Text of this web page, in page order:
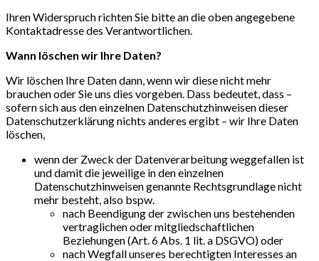
Ihren Widerspruch richten Sie bitte an die oben angegebene
Kontaktadresse des Verantwortlichen.
Wann löschen wir Ihre Daten?
Wir löschen Ihre Daten dann, wenn wir diese nicht mehr
brauchen oder Sie uns dies vorgeben. Dass bedeutet, dass –
sofern sich aus den einzelnen Datenschutzhinweisen dieser
Datenschutzerklärung nichts anderes ergibt – wir Ihre Daten
löschen,
wenn der Zweck der Datenverarbeitung weggefallen ist
und damit die jeweilige in den einzelnen
Datenschutzhinweisen genannte Rechtsgrundlage nicht
mehr besteht, also bspw.
nach Beendigung der zwischen uns bestehenden
vertraglichen oder mitgliedschaftlichen
Beziehungen (Art. 6 Abs. 1 lit. a DSGVO) oder
nach Wegfall unseres berechtigten Interesses an